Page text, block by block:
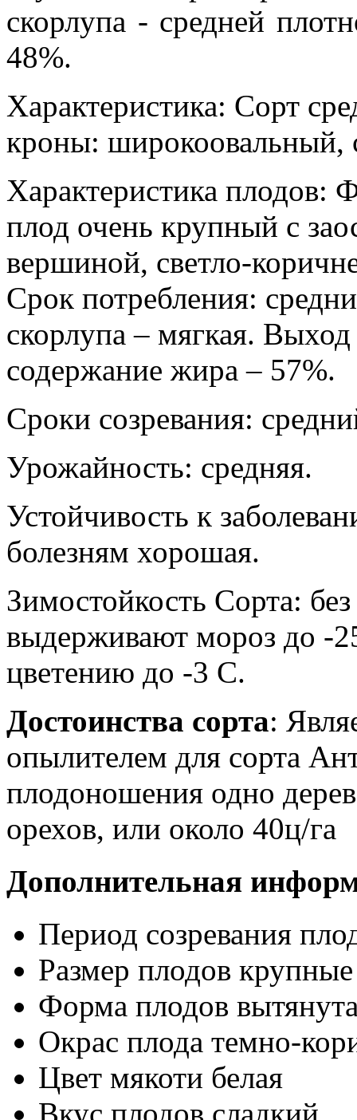
скорлупа - средней
48%.
Характеристика: Сорт
кроны: широкоовальный,
Характеристика плодов:
плод очень крупный с
вершиной, светло-
Срок потребления:
скорлупа – мягкая.
содержание жира – 57%.
Сроки созревания:
Урожайность: средняя.
Устойчивость к
болезням хорошая.
Зимостойкость Сорта:
выдерживают мороз до -
цветению до -3 С.
Достоинства сорта:
опылителем для сорта
плодоношения одно
орехов, или около 40ц/га
Дополнительная
Период созревания
Размер плодов крупные
Форма плодов
Окрас плода темно-
Цвет мякоти белая